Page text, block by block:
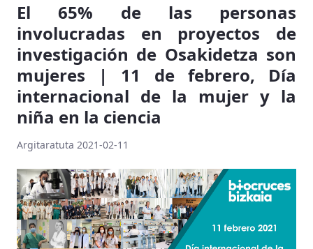
El 65% de las personas
involucradas en proyectos de
investigación de Osakidetza son
mujeres | 11 de febrero, Día
internacional de la mujer y la
niña en la ciencia
Argitaratuta 2021-02-11